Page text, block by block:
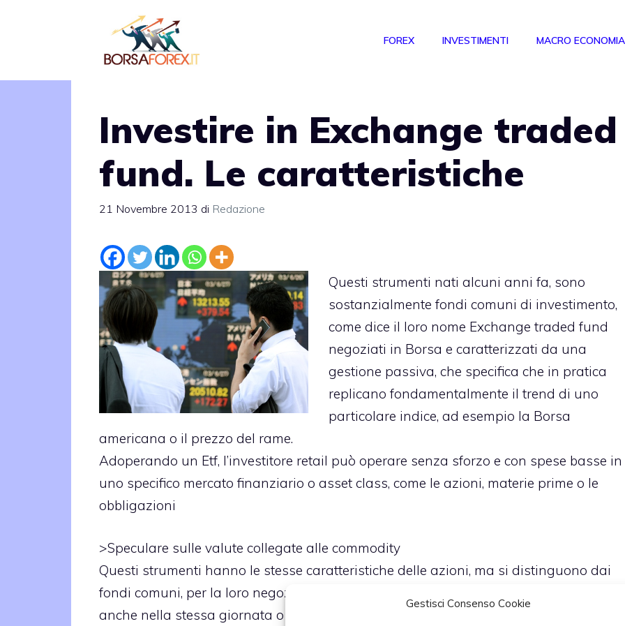
Gestisci Consenso Cookie
FOREX INVESTIMENTI MACRO ECONOMIA
Investire in Exchange traded
fund. Le caratteristiche
21 Novembre 2013 di Redazione
Questi strumenti nati alcuni anni fa, sono
sostanzialmente fondi comuni di investimento,
come dice il loro nome Exchange traded fund
negoziati in Borsa e caratterizzati da una
gestione passiva, che specifica che in pratica
replicano fondamentalmente il trend di uno
particolare indice, ad esempio la Borsa
americana o il prezzo del rame.
Adoperando un Etf, l’investitore retail può operare senza sforzo e con spese basse in
uno specifico mercato finanziario o asset class, come le azioni, materie prime o le
obbligazioni
>Speculare sulle valute collegate alle commodity
Questi strumenti hanno le stesse caratteristiche delle azioni, ma si distinguono dai
fondi comuni, per la loro negoziazione continua, quindi si può acquistarli o venderli
anche nella stessa giornata o addirittura più volte nel corso della giornata, in modo